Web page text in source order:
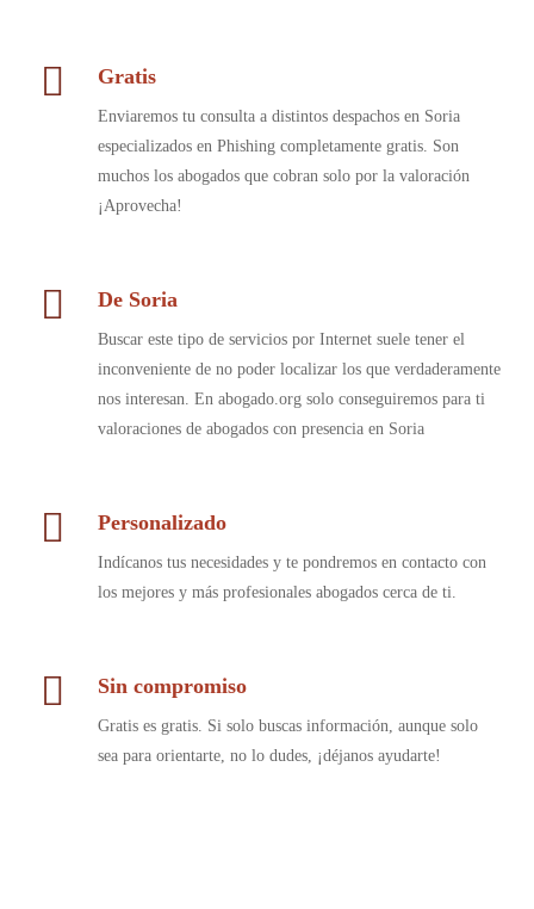
Gratis
Enviaremos tu consulta a distintos despachos en Soria
especializados en Phishing completamente gratis. Son
muchos los abogados que cobran solo por la valoración
¡Aprovecha!
De Soria
Buscar este tipo de servicios por Internet suele tener el
inconveniente de no poder localizar los que verdaderamente
nos interesan. En abogado.org solo conseguiremos para ti
valoraciones de abogados con presencia en Soria
Personalizado
Indícanos tus necesidades y te pondremos en contacto con
los mejores y más profesionales abogados cerca de ti.
Sin compromiso
Gratis es gratis. Si solo buscas información, aunque solo
sea para orientarte, no lo dudes, ¡déjanos ayudarte!